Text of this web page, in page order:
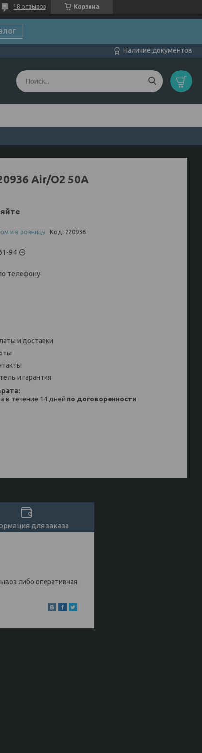
Корзина
18 отзывов
Наличие документов
Air/O2 50А
и в розницу Код: 220936
94
телефону
и доставки
и гарантия
в течение 14 дней по договоренности
для заказа
либо оперативная